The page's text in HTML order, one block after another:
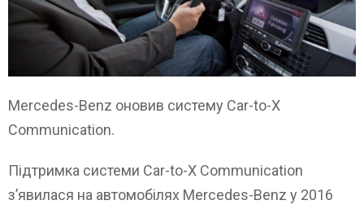
Mercedes-Benz оновив систему Car-to-X
Communication.
Підтримка системи Car-to-X Communication
з’явилася на автомобілях Mercedes-Benz у 2016